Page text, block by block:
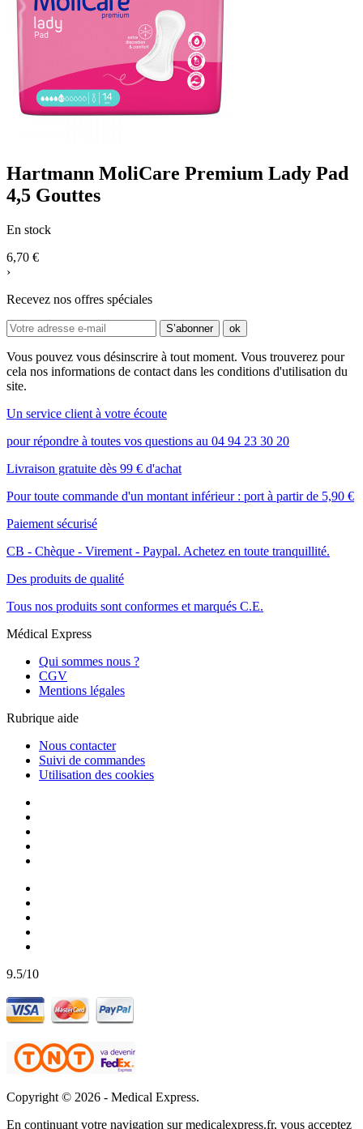
Hartmann MoliCare Premium Lady Pad
4,5 Gouttes
En stock
6,70 €
›
Recevez nos offres spéciales
Vous pouvez vous désinscrire à tout moment. Vous trouverez pour
cela nos informations de contact dans les conditions d'utilisation du
site.
Un service client à votre écoute
pour répondre à toutes vos questions au 04 94 23 30 20
Livraison gratuite dès 99 € d'achat
Pour toute commande d'un montant inférieur : port à partir de 5,90 €
Paiement sécurisé
CB - Chèque - Virement - Paypal. Achetez en toute tranquillité.
Des produits de qualité
Tous nos produits sont conformes et marqués C.E.
Médical Express
Qui sommes nous ?
CGV
Mentions légales
Rubrique aide
Nous contacter
Suivi de commandes
Utilisation des cookies
9.5/10
Copyright © 2026 - Medical Express.
En continuant votre navigation sur medicalexpress.fr, vous acceptez